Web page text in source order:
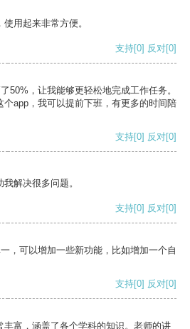
用起来非常方便。
支持[0] 反对[0]
50%，让我能够更轻松地完成工作任务。
app，我可以提前下班，有更多的时间陪
支持[0] 反对[0]
解决很多问题。
支持[0] 反对[0]
，可以增加一些新功能，比如增加一个自
支持[0] 反对[0]
富，涵盖了各个学科的知识。老师的讲